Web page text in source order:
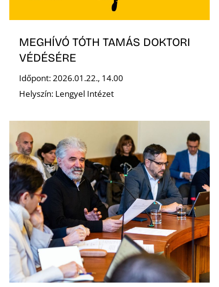
MEGHÍVÓ TÓTH TAMÁS DOKTORI
VÉDÉSÉRE
Időpont: 2026.01.22., 14.00
Helyszín: Lengyel Intézet